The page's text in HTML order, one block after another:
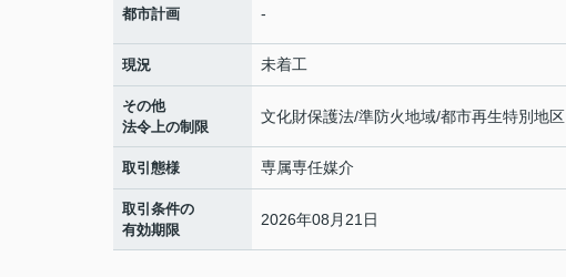
都市計画 -
現況 未着工
その他
法令上の制限
文化財保護法/準防火地域/都市再生特別地区
取引態様 専属専任媒介
取引条件の
有効期限
2026年08月21日